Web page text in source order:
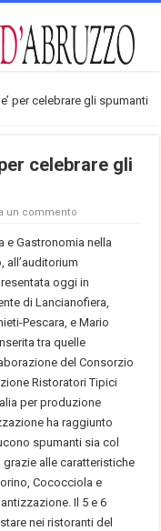
per celebrare gli spumanti
celebrare gli
un commento
e Gastronomia nella
all’auditorium
oggi in
di Lancianofiera,
Pescara, e Mario
tra quelle
del Consorzio
Ristoratori Tipici
per produzione
ha raggiunto
spumanti sia col
alle caratteristiche
Cococciola e
Il 5 e 6
nei ristoranti del